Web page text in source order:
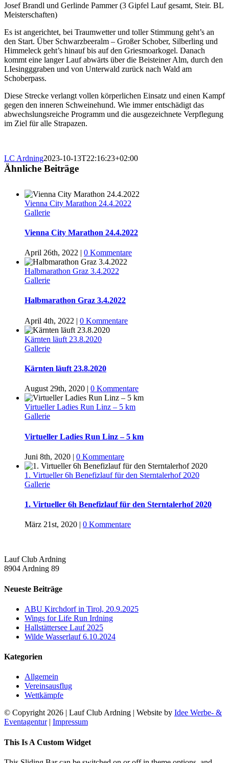
Josef Brandl und Gerlinde Pammer (3 Gipfel Lauf gesamt, Steir. BL
Meisterschaften)
Es ist angerichtet, bei Traumwetter und toller Stimmung geht’s an
den Start. Über Schwarzbeeralm – Großer Schober, Silberling und
Himmeleck geht’s hinauf bis auf den Griesmoarkogel. Danach
kommt eine langer Lauf abwärts über die Beisteiner Alm, durch den
LIesingggraben und von Unterwald zurück nach Wald am
Schoberpass.
Diese Strecke verlangt vollen körperlichen Einsatz und einen Kampf
gegen den inneren Schweinehund. Wie immer entschädigt das
abwechslungsreiche Programm und die ausgezeichnete Verpflegung
im Ziel für alle Strapazen.
LC Ardning2023-10-13T22:16:23+02:00
Ähnliche Beiträge
Vienna City Marathon 24.4.2022
Gallerie
Vienna City Marathon 24.4.2022
April 26th, 2022 | 0 Kommentare
Halbmarathon Graz 3.4.2022
Gallerie
Halbmarathon Graz 3.4.2022
April 4th, 2022 | 0 Kommentare
Kärnten läuft 23.8.2020
Gallerie
Kärnten läuft 23.8.2020
August 29th, 2020 | 0 Kommentare
Virtueller Ladies Run Linz – 5 km
Gallerie
Virtueller Ladies Run Linz – 5 km
Juni 8th, 2020 | 0 Kommentare
1. Virtueller 6h Benefizlauf für den Sterntalerhof 2020
Gallerie
1. Virtueller 6h Benefizlauf für den Sterntalerhof 2020
März 21st, 2020 | 0 Kommentare
Lauf Club Ardning
8904 Ardning 89
Neueste Beiträge
ABU Kirchdorf in Tirol, 20.9.2025
Wings for Life Run Irdning
Hallstättersee Lauf 2025
Wilde Wasserlauf 6.10.2024
Kategorien
Allgemein
Vereinsausflug
Wettkämpfe
© Copyright2026 | Lauf Club Ardning | Website by Idee Werbe- &
Eventagentur| Impressum
Toggle
Bar
This Is A Custom Widget